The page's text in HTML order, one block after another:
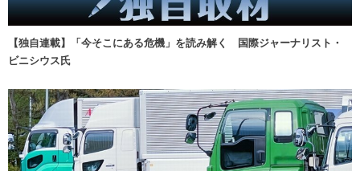
【独自連載】「今そこにある危機」を読み解く 国際ジャーナリスト・
ビニシウス氏